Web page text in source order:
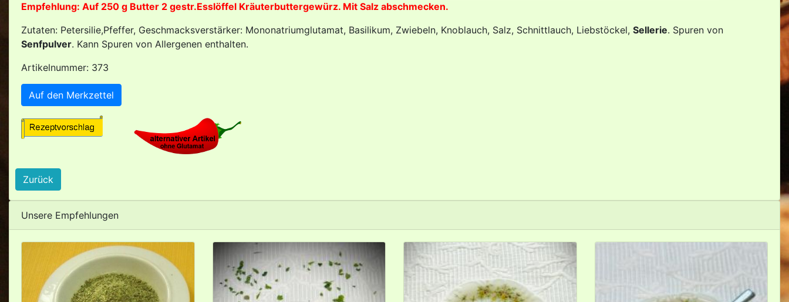
Empfehlung: Auf 250 g Butter 2 gestr.Esslöffel Kräuterbuttergewürz. Mit Salz abschmecken.
Zutaten: Petersilie,Pfeffer, Geschmacksverstärker: Mononatriumglutamat, Basilikum, Zwiebeln, Knoblauch, Salz, Schnittlauch, Liebstöckel, Sellerie. Spuren von
Senfpulver. Kann Spuren von Allergenen enthalten.
Artikelnummer: 373
Auf den Merkzettel
Zurück
Unsere Empfehlungen